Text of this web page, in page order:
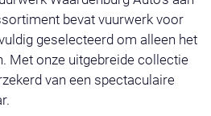
bevat vuurwerk voor
geselecteerd om alleen het
Met onze uitgebreide collectie
van een spectaculaire